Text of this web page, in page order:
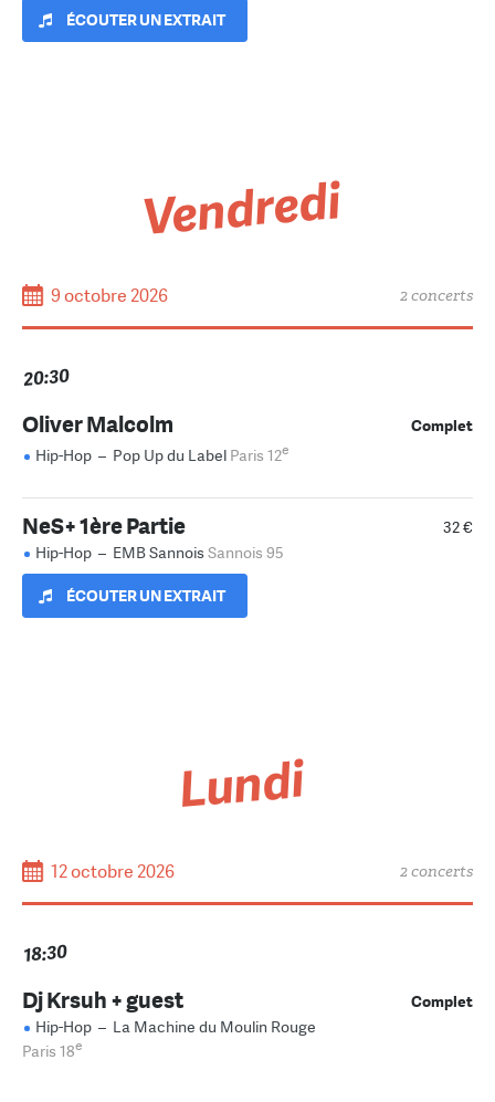
ÉCOUTER UN EXTRAIT
Vendredi
9 octobre 2026 2 concerts
20:30
Complet
Oliver Malcolm
Hip-Hop – Pop Up du Label Paris 12e
32 €
NeS+ 1ère Partie
Hip-Hop – EMB SannoisSannois 95
ÉCOUTER UN EXTRAIT
Lundi
12 octobre 2026 2 concerts
18:30
Complet
Dj Krsuh + guest
Hip-Hop – La Machine du Moulin Rouge
Paris 18e